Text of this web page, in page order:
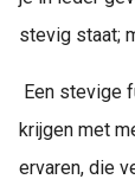
stevig staat;
Een stevige
krijgen met
ervaren, die